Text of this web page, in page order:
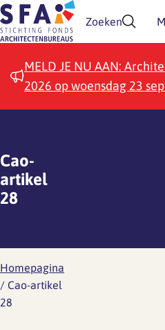
Doorgaan naar inhoud
Zoeken
MELD JE NU AAN:
2026 op woensdag 23
Cao-
artikel
28
Homepagina
/ Cao-artikel
28